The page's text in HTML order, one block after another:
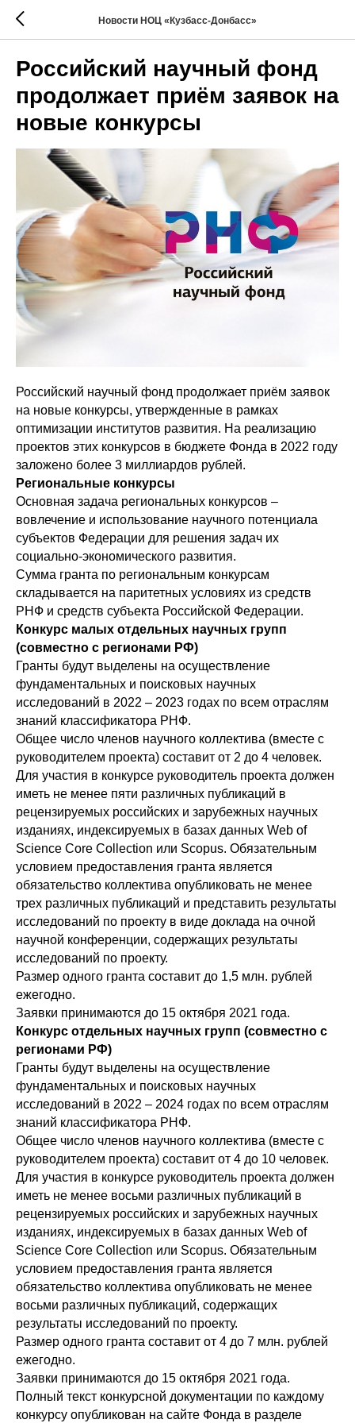
Новости НОЦ «Кузбасс-Донбасс»
Российский научный фонд
продолжает приём заявок на
новые конкурсы
Российский научный фонд продолжает приём заявок
на новые конкурсы, утвержденные в рамках
оптимизации институтов развития. На реализацию
проектов этих конкурсов в бюджете Фонда в 2022 году
заложено более 3 миллиардов рублей.
Региональные конкурсы
Основная задача региональных конкурсов –
вовлечение и использование научного потенциала
субъектов Федерации для решения задач их
социально-экономического развития.
Сумма гранта по региональным конкурсам
складывается на паритетных условиях из средств
РНФ и средств субъекта Российской Федерации.
Конкурс малых отдельных научных групп
(совместно с регионами РФ)
Гранты будут выделены на осуществление
фундаментальных и поисковых научных
исследований в 2022 – 2023 годах по всем отраслям
знаний классификатора РНФ.
Общее число членов научного коллектива (вместе с
руководителем проекта) составит от 2 до 4 человек.
Для участия в конкурсе руководитель проекта должен
иметь не менее пяти различных публикаций в
рецензируемых российских и зарубежных научных
изданиях, индексируемых в базах данных Web of
Science Core Collection или Scopus. Обязательным
условием предоставления гранта является
обязательство коллектива опубликовать не менее
трех различных публикаций и представить результаты
исследований по проекту в виде доклада на очной
научной конференции, содержащих результаты
исследований по проекту.
Размер одного гранта составит до 1,5 млн. рублей
ежегодно.
Заявки принимаются до 15 октября 2021 года.
Конкурс отдельных научных групп (совместно с
регионами РФ)
Гранты будут выделены на осуществление
фундаментальных и поисковых научных
исследований в 2022 – 2024 годах по всем отраслям
знаний классификатора РНФ.
Общее число членов научного коллектива (вместе с
руководителем проекта) составит от 4 до 10 человек.
Для участия в конкурсе руководитель проекта должен
иметь не менее восьми различных публикаций в
рецензируемых российских и зарубежных научных
изданиях, индексируемых в базах данных Web of
Science Core Collection или Scopus. Обязательным
условием предоставления гранта является
обязательство коллектива опубликовать не менее
восьми различных публикаций, содержащих
результаты исследований по проекту.
Размер одного гранта составит от 4 до 7 млн. рублей
ежегодно.
Заявки принимаются до 15 октября 2021 года.
Полный текст конкурсной документации по каждому
конкурсу опубликован на сайте Фонда в разделе